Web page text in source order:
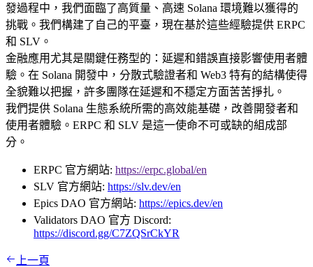
發過程中，我們面臨了高質量、高速 Solana 環境難以獲得的
挑戰。我們構建了自己的平臺，現在基於這些經驗提供 ERPC
和 SLV。
金融應用尤其是關鍵任務型的：延遲和錯誤直接影響使用者體
驗。在 Solana 開發中，分散式驗證者和 Web3 特有的結構使得
全貌難以把握，許多團隊在延遲和不穩定方面苦苦掙扎。
我們提供 Solana 生態系統所需的高效能基礎，改善開發者和
使用者體驗。ERPC 和 SLV 是這一使命不可或缺的組成部
分。
ERPC 官方網站: https://erpc.global/en
SLV 官方網站: https://slv.dev/en
Epics DAO 官方網站: https://epics.dev/en
Validators DAO 官方 Discord:
https://discord.gg/C7ZQSrCkYR
上一頁